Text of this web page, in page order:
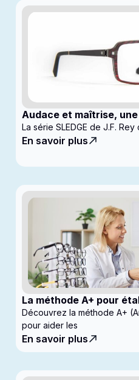
Audace et maîtrise,
La série SLEDGE de J.F.
En savoir plus
La méthode A+ pour
enfants en clinique
Découvrez la méthode A+
pour aider les
En savoir plus